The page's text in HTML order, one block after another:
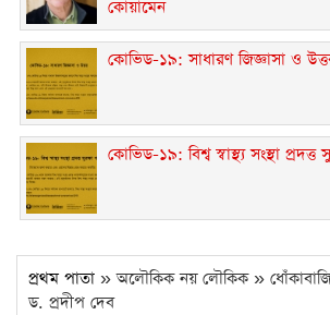
কোয়ামেন
কোভিড-১৯: সাধারণ জিজ্ঞাসা ও
কোভিড-১৯: বিশ্ব স্বাস্থ্য সংস্থা প্রদত্ত
প্রথম পাতা » অলৌকিক নয় লৌকিক » ধোঁকাবাজির
ড. প্রদীপ দেব